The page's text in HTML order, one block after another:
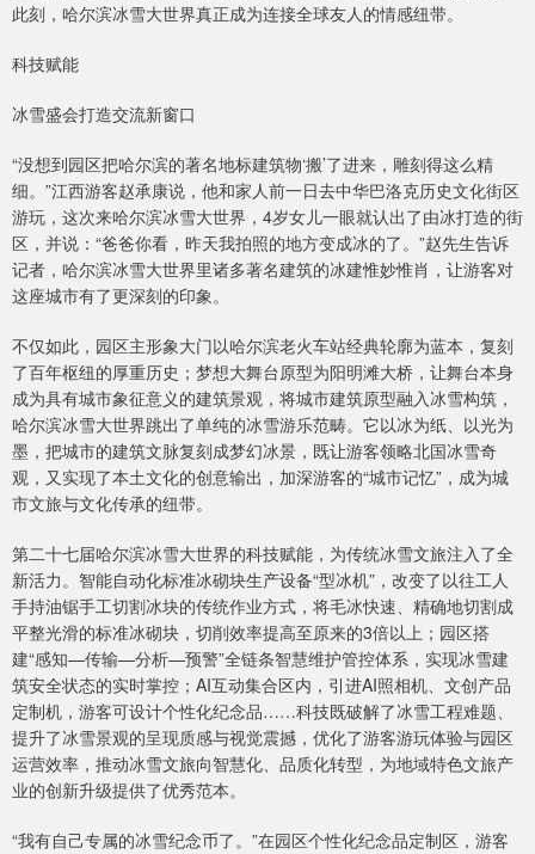
此刻，哈尔滨冰雪大世界真正成为连接全球友人的情感纽带。
科技赋能
冰雪盛会打造交流新窗口
“没想到园区把哈尔滨的著名地标建筑物‘搬’了进来，雕刻得这么精
细。”江西游客赵承康说，他和家人前一日去中华巴洛克历史文化街区
游玩，这次来哈尔滨冰雪大世界，4岁女儿一眼就认出了由冰打造的街
区，并说：“爸爸你看，昨天我拍照的地方变成冰的了。”赵先生告诉
记者，哈尔滨冰雪大世界里诸多著名建筑的冰建惟妙惟肖，让游客对
这座城市有了更深刻的印象。
不仅如此，园区主形象大门以哈尔滨老火车站经典轮廓为蓝本，复刻
了百年枢纽的厚重历史；梦想大舞台原型为阳明滩大桥，让舞台本身
成为具有城市象征意义的建筑景观，将城市建筑原型融入冰雪构筑，
哈尔滨冰雪大世界跳出了单纯的冰雪游乐范畴。它以冰为纸、以光为
墨，把城市的建筑文脉复刻成梦幻冰景，既让游客领略北国冰雪奇
观，又实现了本土文化的创意输出，加深游客的“城市记忆”，成为城
市文旅与文化传承的纽带。
第二十七届哈尔滨冰雪大世界的科技赋能，为传统冰雪文旅注入了全
新活力。智能自动化标准冰砌块生产设备“型冰机”，改变了以往工人
手持油锯手工切割冰块的传统作业方式，将毛冰快速、精确地切割成
平整光滑的标准冰砌块，切削效率提高至原来的3倍以上；园区搭
建“感知—传输—分析—预警”全链条智慧维护管控体系，实现冰雪建
筑安全状态的实时掌控；AI互动集合区内，引进AI照相机、文创产品
定制机，游客可设计个性化纪念品……科技既破解了冰雪工程难题、
提升了冰雪景观的呈现质感与视觉震撼，优化了游客游玩体验与园区
运营效率，推动冰雪文旅向智慧化、品质化转型，为地域特色文旅产
业的创新升级提供了优秀范本。
“我有自己专属的冰雪纪念币了。”在园区个性化纪念品定制区，游客